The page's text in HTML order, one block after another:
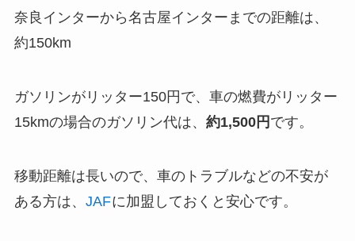
奈良インターから名古屋インターまでの距離は、
約150km
ガソリンがリッター150円で、車の燃費がリッター
15kmの場合のガソリン代は、 約1,500円 です。
移動距離は長いので、車のトラブルなどの不安が
ある方は、 JAFに加盟しておくと安心です。